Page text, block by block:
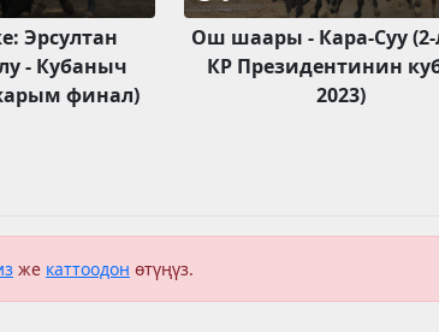
Эрсултан
- Кубаныч
финал)
Ош шаары - Кара-Суу
КР Президентинин
2023)
же каттоодон өтүңүз.